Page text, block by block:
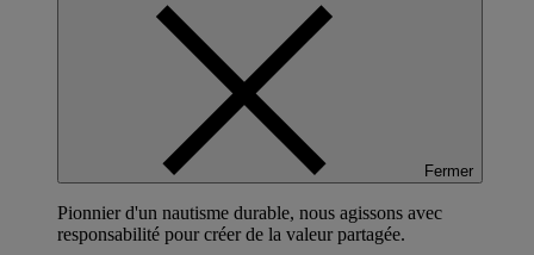
Fermer
Pionnier d'un nautisme durable, nous agissons avec
responsabilité pour créer de la valeur partagée.